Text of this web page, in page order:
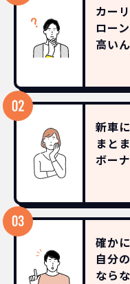
カー
ロー
高い
新車
まと
ボー
確か
自分
なら